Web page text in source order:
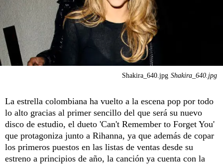
Shakira_640.jpg Shakira_640.jpg
La estrella colombiana ha vuelto a la escena pop por todo
lo alto gracias al primer sencillo del que será su nuevo
disco de estudio, el dueto 'Can't Remember to Forget You'
que protagoniza junto a Rihanna, ya que además de copar
los primeros puestos en las listas de ventas desde su
estreno a principios de año, la canción ya cuenta con la